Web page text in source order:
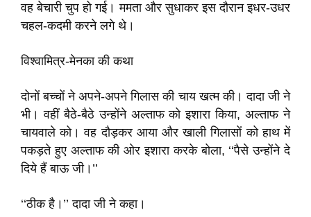
वह बेचारी चुप हो गई। ममता और सुधाकर इस दौरान इधर-उधर
चहल-कदमी करने लगे थे।
विश्वामित्र-मेनका की कथा
दोनों बच्चों ने अपने-अपने गिलास की चाय खत्म की। दादा जी ने
भी। वहीं बैठे-बैठे उन्होंने अल्ताफ को इशारा किया, अल्ताफ ने
चायवाले को। वह दौड़कर आया और खाली गिलासों को हाथ में
पकड़ते हुए अल्ताफ की ओर इशारा करके बोला, ‘‘पैसे उन्होंने दे
दिये हैं बाऊ जी।’’
‘‘ठीक है।’’ दादा जी ने कहा।